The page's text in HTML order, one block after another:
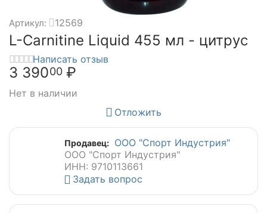
Артикул: 12569
L-Carnitine Liquid 455 мл - цитрус
Написать отзыв
3 39000 ₽
Нет в наличии
Отложить
Продавец: ООО "Спорт Индустрия"
ООО "Спорт Индустрия"
ИНН: 9710113661
Задать вопрос